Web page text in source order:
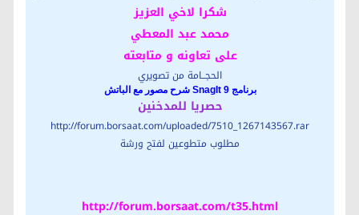
شكرا لاخي العزيز
محمد عبد المعطي
على تعاونه و متابعته
الحجــامة من تصويري
برنامج SnagIt 9 شرح مصور مع الباتش
حصريا للمدخنين
http://forum.borsaat.com/uploaded/7510_1267143567.rar
مطلوب متطوعين لفتح ورشة
http://forum.borsaat.com/t35.html